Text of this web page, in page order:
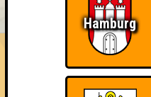
HIGHSCORE
FAQ
Hamburg